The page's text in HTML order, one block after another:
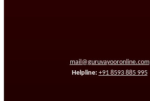
mail@guruvayooronline.com
Helpline: +91 8593 885 995